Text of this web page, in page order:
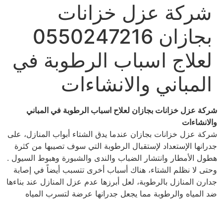
شركة عزل خزانات
بجازان 0550247216
لعلاج اسباب الرطوبة في
المباني والانشاءات
شركة عزل خزانات بجازان لعلاح اسباب الرطوبة في المباني
والانشاءات
شركة عزل خزانات بجازان عندما يدق الشتاء أبواب المنازل، على
جدرانها الإستعداد لإستقبال الرطوبة التي سوف تصيبها من كثرة
هطول الأمطار وانتشار الضباب والندى والشبورة وهبوط السيول .
وحتى لا نظلم الشتاء، هناك أسباب أخرى تتسبب أيضاً في إصابة
جدارن المنازل بالرطوبة، لعل أبرزها عدم عزل المنازل عند بناءها
ضد المياه والرطوبة مما يجعل جدرانها عرضة لتسرب المياه